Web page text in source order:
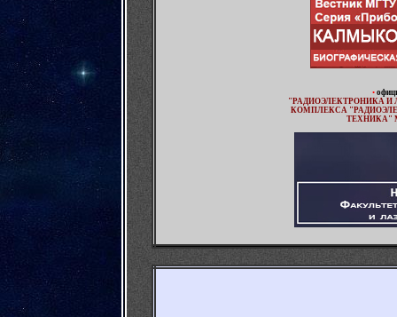
•
"РАДИОЭЛЕКТРОНИКА И
КОМПЛЕКСА
ТЕХНИКА"